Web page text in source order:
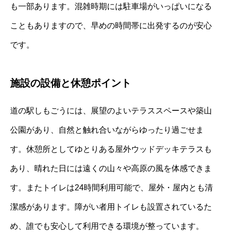
も一部あります。混雑時期には駐車場がいっぱいになる
こともありますので、早めの時間帯に出発するのが安心
です。
施設の設備と休憩ポイント
道の駅しもごうには、展望のよいテラススペースや築山
公園があり、自然と触れ合いながらゆったり過ごせま
す。休憩所としてゆとりある屋外ウッドデッキテラスも
あり、晴れた日には遠くの山々や高原の風を体感できま
す。またトイレは24時間利用可能で、屋外・屋内とも清
潔感があります。障がい者用トイレも設置されているた
め、誰でも安心して利用できる環境が整っています。